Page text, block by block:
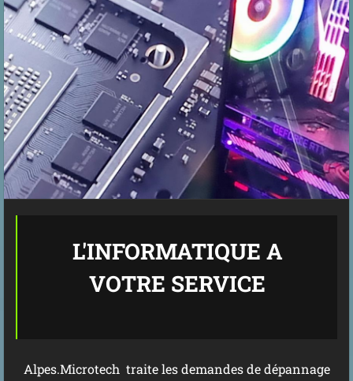
L'INFORMATIQUE A
VOTRE SERVICE
Alpes.Microtech traite les demandes de dépannage